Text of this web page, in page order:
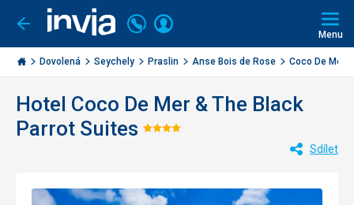
Jít
zpět
Invia.cz
Volejte
226
000
284
Přihlásit
Menu
Dovolená Seychely Praslin Anse Bois de Rose Coco De Mer
Hotel Coco De Mer & The Black
Parrot Suites Hodnocení:
Sdílet